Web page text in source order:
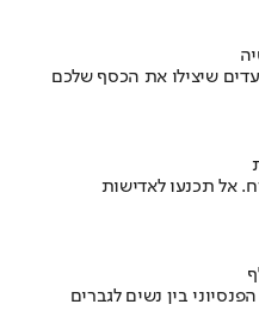
שיצילו את הכסף שלכם
אל תכנעו לאדישות
בין נשים לגברים